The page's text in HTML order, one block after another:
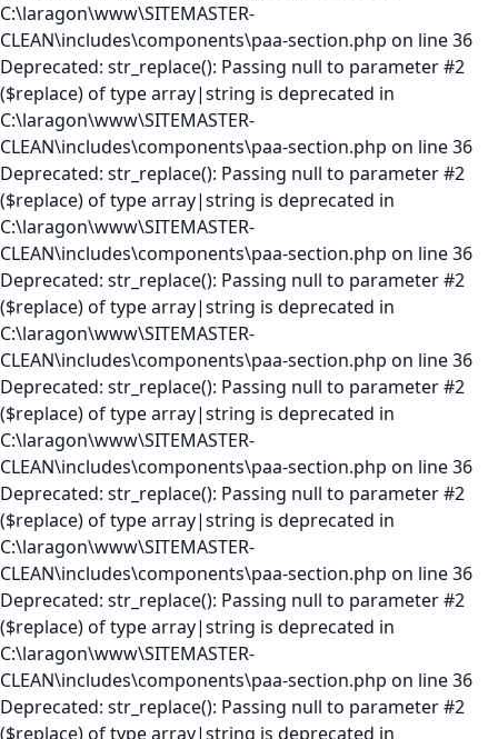
C:\laragon\www\SITEMASTER-
CLEAN\includes\components\paa-section.php on line 36
Deprecated: str_replace(): Passing null to parameter #2
($replace) of type array|string is deprecated in
C:\laragon\www\SITEMASTER-
CLEAN\includes\components\paa-section.php on line 36
Deprecated: str_replace(): Passing null to parameter #2
($replace) of type array|string is deprecated in
C:\laragon\www\SITEMASTER-
CLEAN\includes\components\paa-section.php on line 36
Deprecated: str_replace(): Passing null to parameter #2
($replace) of type array|string is deprecated in
C:\laragon\www\SITEMASTER-
CLEAN\includes\components\paa-section.php on line 36
Deprecated: str_replace(): Passing null to parameter #2
($replace) of type array|string is deprecated in
C:\laragon\www\SITEMASTER-
CLEAN\includes\components\paa-section.php on line 36
Deprecated: str_replace(): Passing null to parameter #2
($replace) of type array|string is deprecated in
C:\laragon\www\SITEMASTER-
CLEAN\includes\components\paa-section.php on line 36
Deprecated: str_replace(): Passing null to parameter #2
($replace) of type array|string is deprecated in
C:\laragon\www\SITEMASTER-
CLEAN\includes\components\paa-section.php on line 36
Deprecated: str_replace(): Passing null to parameter #2
($replace) of type array|string is deprecated in